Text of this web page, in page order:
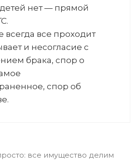
нет — прямой
всегда все проходит
и несогласие с
брака, спор о
спор об
все имущество делим